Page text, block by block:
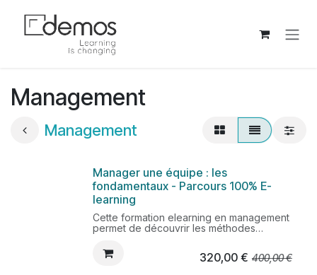
Management
Management
Manager une équipe : les
fondamentaux - Parcours 100% E-
learning
Cette formation elearning en management
permet de découvrir les méthodes
son équipe, tout en favorisant a flexibilité
et l'agilité.
320,00€ 400,00€